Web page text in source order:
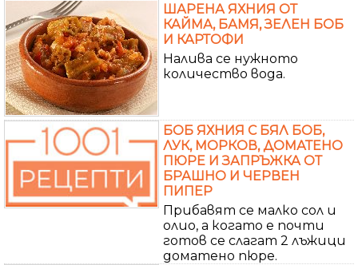
ШАРЕНА ЯХНИЯ ОТ
КАЙМА, БАМЯ, ЗЕЛЕН БОБ
И КАРТОФИ
Налива се нужното
количество вода.
БОБ ЯХНИЯ С БЯЛ БОБ,
ЛУК, МОРКОВ, ДОМАТЕНО
ПЮРЕ И ЗАПРЪЖКА ОТ
БРАШНО И ЧЕРВЕН
ПИПЕР
Прибавят се малко сол и
олио, а когато е почти
готов се слагат 2 лъжици
доматено пюре.